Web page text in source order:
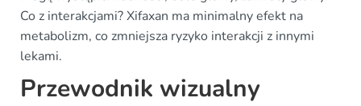
Co z interakcjami? Xifaxan ma minimalny efekt na
metabolizm, co zmniejsza ryzyko interakcji z innymi
lekami.
Przewodnik wizualny